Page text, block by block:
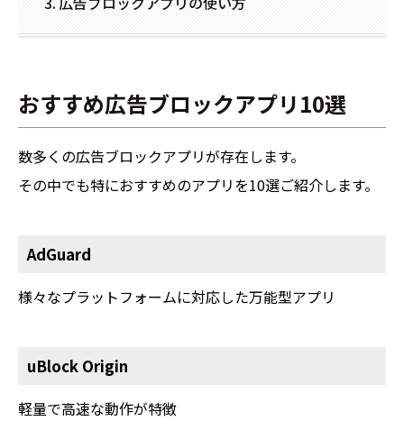
おすすめ広告ブロックアプリ10選
数多くの広告ブロックアプリが存在します。
その中でも特におすすめのアプリを10選ご紹介します。
AdGuard
様々なプラットフォームに対応した万能型アプリ
uBlock Origin
軽量で高速な動作が特徴